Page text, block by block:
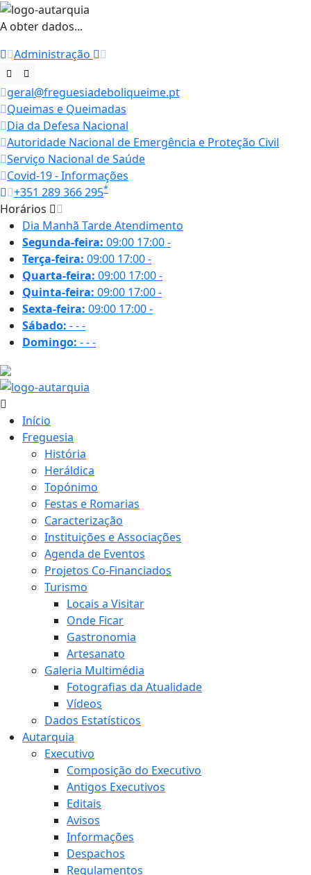
A obter dados...
Administração
geral@freguesiadeboliqueime.pt
Queimas e Queimadas
Dia da Defesa Nacional
Autoridade Nacional de Emergência e Proteção Civil
Serviço Nacional de Saúde
Covid-19 - Informações
+351 289 366 295*
Horários
Dia Manhã TardeAtendimento
Segunda-feira: 09:00 17:00-
Terça-feira: 09:00 17:00-
Quarta-feira: 09:00 17:00-
Quinta-feira: 09:00 17:00-
Sexta-feira: 09:00 17:00-
Sábado: ---
Domingo: ---
Início
Freguesia
História
Heráldica
Topónimo
Festas e Romarias
Caracterização
Instituições e Associações
Agenda de Eventos
Projetos Co-Financiados
Turismo
Locais a Visitar
Onde Ficar
Gastronomia
Artesanato
Galeria Multimédia
Fotografias da Atualidade
Vídeos
Dados Estatísticos
Autarquia
Executivo
Composição do Executivo
Antigos Executivos
Editais
Avisos
Informações
Despachos
Regulamentos